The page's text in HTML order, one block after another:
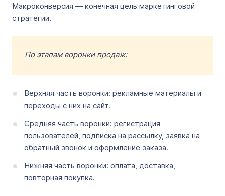
Макроконверсия — конечная цель маркетинговой
стратегии.
По этапам воронки продаж:
Верхняя часть воронки: рекламные материалы и
переходы с них на сайт.
Средняя часть воронки: регистрация
пользователей, подписка на рассылку, заявка на
обратный звонок и оформление заказа.
Нижняя часть воронки: оплата, доставка,
повторная покупка.